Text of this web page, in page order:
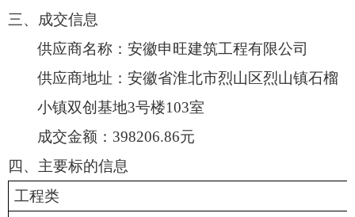
三、成交信息
供应商名称：安徽申旺建筑工程有限公司
供应商地址：安徽省淮北市烈山区烈山镇石榴
小镇双创基地3号楼103室
成交金额： 398206.86元
四、主要标的信息
工程类